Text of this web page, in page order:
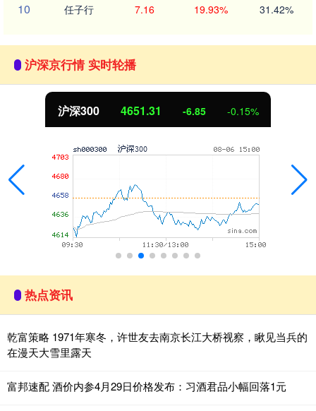
10 任子行 7.16 19.93% 31.42%
沪深京行情 实时轮播
沪深300 4651.31 -6.85 -0.15%
热点资讯
乾富策略 1971年寒冬，许世友去南京长江大桥视察，瞅见当兵的
在漫天大雪里露天
富邦速配 酒价内参4月29日价格发布：习酒君品小幅回落1元